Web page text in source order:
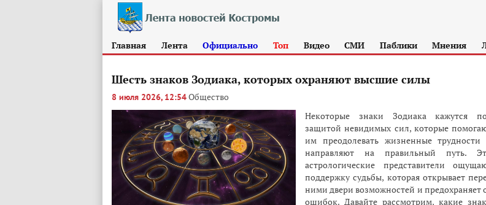
Главная Лента Официально Топ Видео СМИ Паблики Мнения
Шесть знаков Зодиака, которых охраняют высшие силы
8 июля 2026, 12:54Общество
Некоторые знаки Зодиака кажутся
защитой невидимых сил, которые
им преодолевать жизненные трудности
направляют на правильный путь.
астрологические представители
поддержку судьбы, которая открывает
ними двери возможностей и предохраняет
ошибок. Давайте рассмотрим, какие